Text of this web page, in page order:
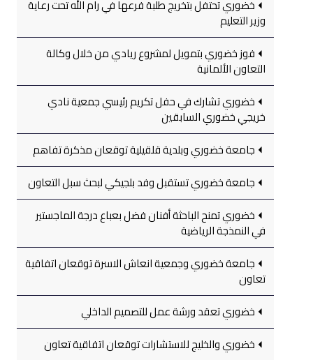
خضوري تحتفل بتخريج طلبة فرعها في رام الله تحت رعاية
وزير التعليم
فوز خضوري بتمويل لمشروع ريادي من خلال وكالة
التعاون الألمانية
خضوري تشارك في حفل تكريم رئيسي جمعية نادي
خريجي خضوري السابقين
جامعة خضوري وبلدية قلقيلية توقعان مذكرة تفاهم
جامعة خضوري تستقبل وفد بلجيكي لبحث سبل التعاون
خضوري تمنح الباحثة أفنان فضل بعباع درجة الماجستير
في النمذجة الرياضية
جامعة خضوري وجمعية انعاش الاسرة توقعان اتفاقية
تعاون
خضوري تعقد ورشة عمل للتصميم الداخلي
خضوري والخليج للاستشارات توقعان اتفاقية تعاون